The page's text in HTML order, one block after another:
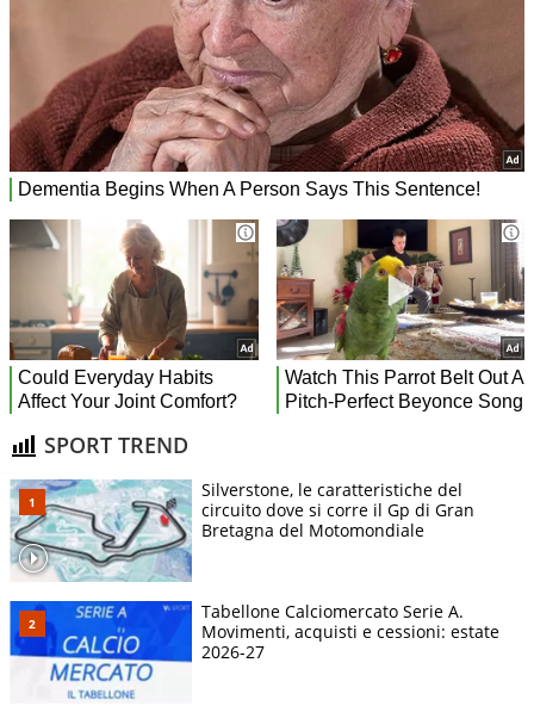
SPORT TREND
Silverstone, le caratteristiche del
circuito dove si corre il Gp di Gran
Bretagna del Motomondiale
Tabellone Calciomercato Serie A.
Movimenti, acquisti e cessioni: estate
2026-27